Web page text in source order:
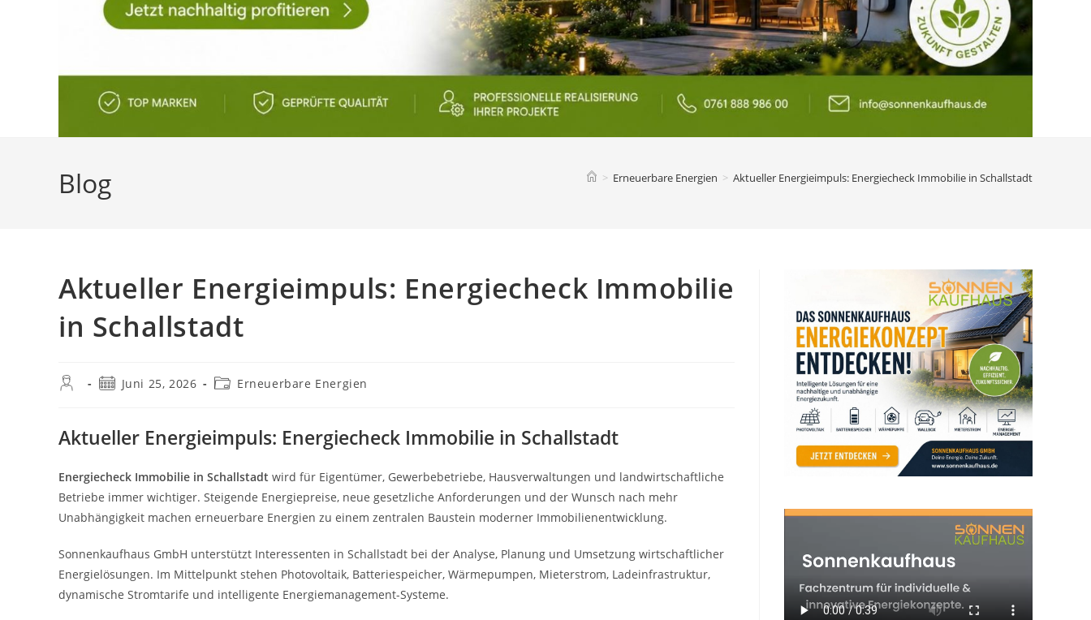
Blog > Erneuerbare Energien > Aktueller Energieimpuls: Energiecheck Immobilie in Schallstadt
Aktueller Energieimpuls: Energiecheck Immobilie
in Schallstadt
Beitrags-BeitragJuni 25, 2026
Beitrags-
Erneuerbare Energien
Aktueller Energieimpuls: Energiecheck Immobilie in Schallstadt
Energiecheck Immobilie in Schallstadt wird für Eigentümer, Gewerbebetriebe, Hausverwaltungen und landwirtschaftliche
Betriebe immer wichtiger. Steigende Energiepreise, neue gesetzliche Anforderungen und der Wunsch nach mehr
Unabhängigkeit machen erneuerbare Energien zu einem zentralen Baustein moderner Immobilienentwicklung.
Sonnenkaufhaus GmbH unterstützt Interessenten in Schallstadt bei der Analyse, Planung und Umsetzung wirtschaftlicher
Energielösungen. Im Mittelpunkt stehen Photovoltaik, Batteriespeicher, Wärmepumpen, Mieterstrom, Ladeinfrastruktur,
dynamische Stromtarife und intelligente Energiemanagement-Systeme.